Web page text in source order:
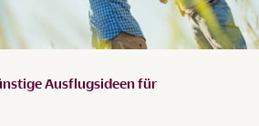
Ausflugsideen für